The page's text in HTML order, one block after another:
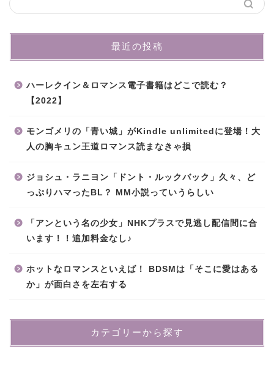
最近の投稿
ハーレクイン＆ロマンス電子書籍はどこで読む？
【2022】
モンゴメリの「青い城」がKindle unlimitedに登場！大
人の胸キュン王道ロマンス読まなきゃ損
ジョシュ・ラニヨン「ドント・ルックバック」久々、ど
っぷりハマったBL？ MM小説っていうらしい
「アンという名の少女」NHKプラスで見逃し配信間に合
います！！追加料金なし♪
ホットなロマンスといえば！ BDSMは「そこに愛はある
か」が面白さを左右する
カテゴリーから探す